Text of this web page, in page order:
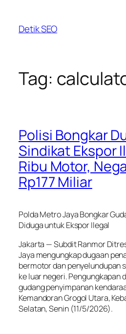
content
Detik SEO
Tag:
Polisi Bongkar
Sindikat Ekspor
Ribu Motor,
Rp177 Miliar
Polda Metro Jaya Bongkar
Diduga untuk Ekspor Ilegal
Jakarta — Subdit Ranmor
Jaya mengungkap dugaan
bermotor dan penyelundupan
ke luar negeri. Pengungkapan
gudang penyimpanan
Kemandoran Grogol Utara,
Selatan, Senin (11/5/2026).